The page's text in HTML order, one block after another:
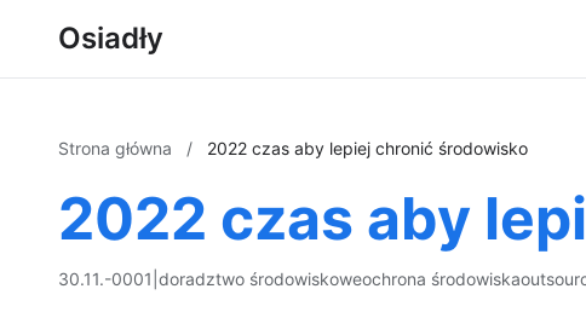
Osiadły
Strona główna / 2022 czas aby lepiej chronić środowisko
2022 czas aby
30.11.-0001 doradztwo środowiskoweochrona środowiska